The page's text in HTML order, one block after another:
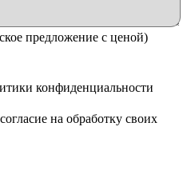
предложение с ценой)
конфиденциальности
на обработку своих